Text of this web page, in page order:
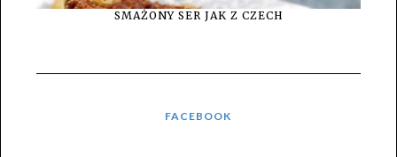
SMAŻONY SER JAK Z CZECH
FACEBOOK